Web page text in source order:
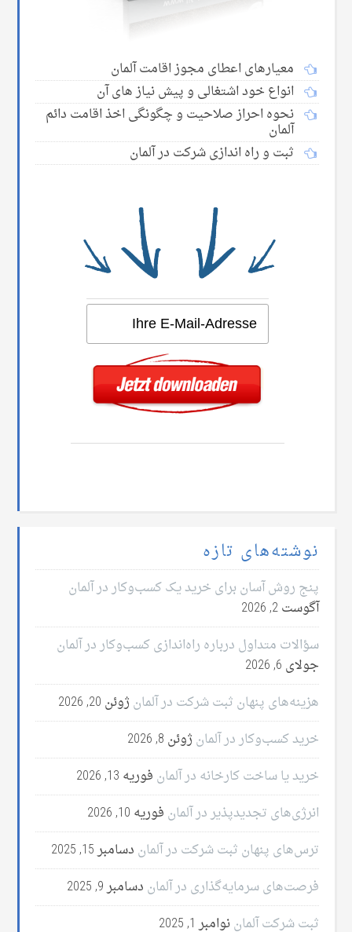
معیارهای اعطای مجوز اقامت آلمان
انواع خود اشتغالی و پیش نیاز های آن
نحوه احراز صلاحیت و چگونگی اخذ اقامت دائم
آلمان
ثبت و راه اندازی شرکت در آلمان
نوشته‌های تازه
پنج روش آسان برای خرید یک کسب‌وکار در آلمان
آگوست 2, 2026
سؤالات متداول درباره راه‌اندازی کسب‌وکار در آلمان
جولای 6, 2026
هزینه‌های پنهان ثبت شرکت در آلمان ژوئن 20, 2026
خرید کسب‌وکار در آلمان ژوئن 8, 2026
خرید یا ساخت کارخانه در آلمان فوریه 13, 2026
انرژی‌های تجدیدپذیر در آلمان فوریه 10, 2026
ترس‌های پنهان ثبت شرکت در آلمان دسامبر 15, 2025
فرصت‌های سرمایه‌گذاری در آلمان دسامبر 9, 2025
ثبت شرکت آلماننوامبر 1, 2025